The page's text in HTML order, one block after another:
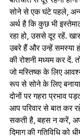
सोने से एक घंटे पहले,
अर्थ है कि कुछ भी
रहा हो, उससे दूर रहें.
उबरे हैं और उन्हें समस्या
की रोशनी मध्‍यम कर दें.
जो मस्तिष्क के लिए
रूप से सोने के लिए
दोनों पर गहरा प्रभाव
आप परिवार से बात कर
सकती है, बहस न करें,
दिमाग की गतिविधि को